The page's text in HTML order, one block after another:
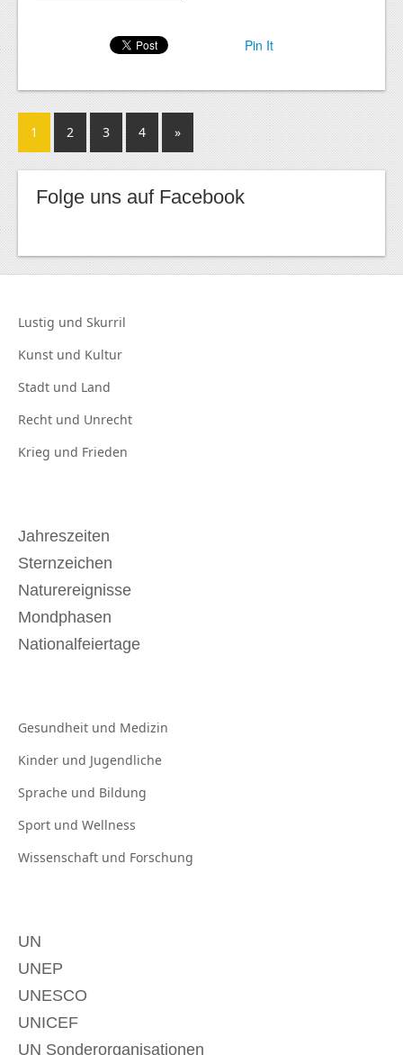
Pin It
1 2 3 4 »
Folge uns auf Facebook
Lustig und Skurril
Kunst und Kultur
Stadt und Land
Recht und Unrecht
Krieg und Frieden
Jahreszeiten
Sternzeichen
Naturereignisse
Mondphasen
Nationalfeiertage
Gesundheit und Medizin
Kinder und Jugendliche
Sprache und Bildung
Sport und Wellness
Wissenschaft und Forschung
UN
UNEP
UNESCO
UNICEF
UN Sonderorganisationen